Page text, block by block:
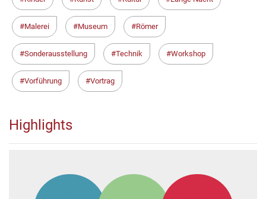
Malerei Museum Römer
Sonderausstellung Technik Workshop
Vorführung Vortrag
Highlights